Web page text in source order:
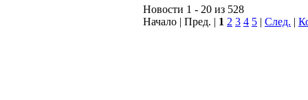
Новости 1 - 20 из 528
Начало | Пред. | 1 2 3 4 5 | След. |